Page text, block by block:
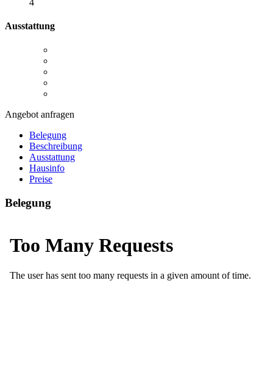
Ausstattung
Angebot anfragen
Belegung
Beschreibung
Ausstattung
Hausinfo
Preise
Belegung